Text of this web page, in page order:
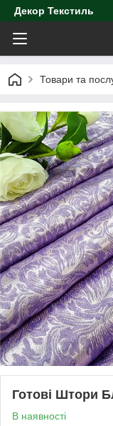
Декор Текстиль
Товари та
Готові Штори
В наявності